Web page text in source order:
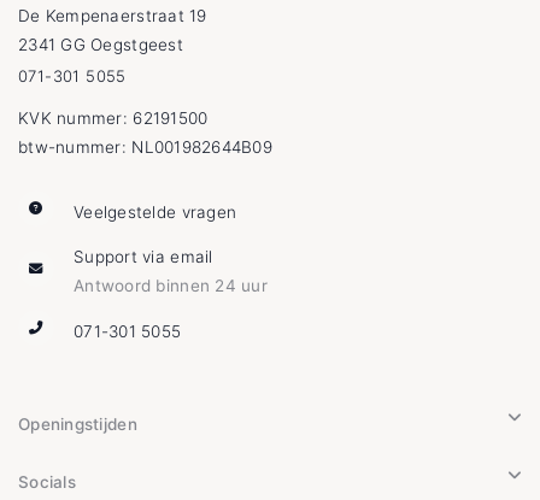
De Kempenaerstraat 19
2341 GG Oegstgeest
071-301 5055
KVK nummer: 62191500
btw-nummer: NL001982644B09
Veelgestelde vragen
Support via email
Antwoord binnen 24 uur
071-301 5055
Openingstijden
Socials